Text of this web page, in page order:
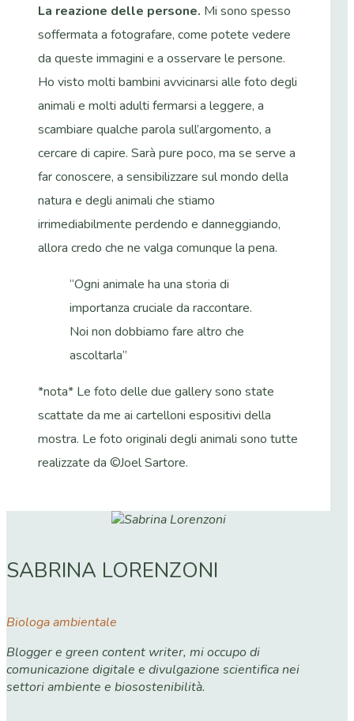
La reazione delle persone. Mi sono spesso
soffermata a fotografare, come potete vedere
da queste immagini e a osservare le persone.
Ho visto molti bambini avvicinarsi alle foto degli
animali e molti adulti fermarsi a leggere, a
scambiare qualche parola sull’argomento, a
cercare di capire. Sarà pure poco, ma se serve a
far conoscere, a sensibilizzare sul mondo della
natura e degli animali che stiamo
irrimediabilmente perdendo e danneggiando,
allora credo che ne valga comunque la pena.
“Ogni animale ha una storia di
importanza cruciale da raccontare.
Noi non dobbiamo fare altro che
ascoltarla”
*nota* Le foto delle due gallery sono state
scattate da me ai cartelloni espositivi della
mostra. Le foto originali degli animali sono tutte
realizzate da ©Joel Sartore.
SABRINA LORENZONI
Biologa ambientale
Blogger e green content writer, mi occupo di
comunicazione digitale e divulgazione scientifica nei
settori ambiente e biosostenibilità.